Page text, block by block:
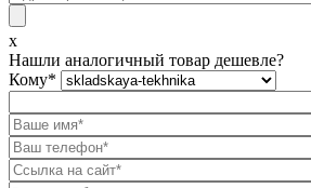
x
Нашли аналогичный товар дешевле?
Кому*